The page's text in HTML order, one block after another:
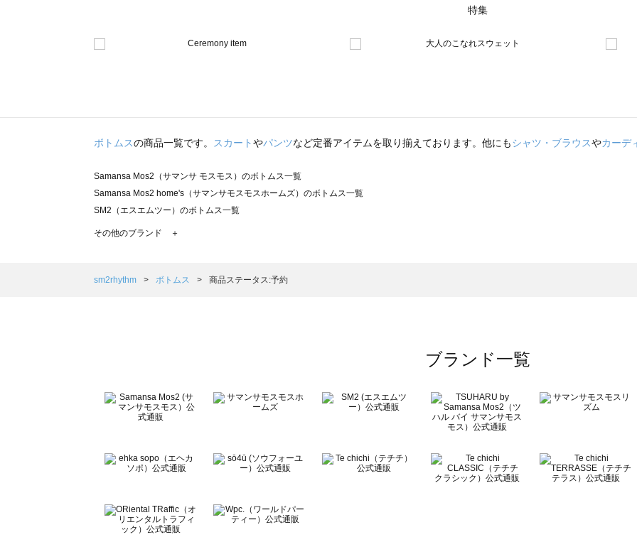
特集
ボトムスの商品一覧です。 スカートやパンツなど定番アイテムを取り揃えております。他にもシャツ・ブラウスやカーデ
Samansa Mos2（サマンサ モスモス）のボトムス一覧
Samansa Mos2 home's（サマンサモスモスホームズ）のボトムス一覧
SM2（エスエムツー）のボトムス一覧
TSUHARU by Samansa Mos2（ツハルバイサマンサモスモス）のボトムス一覧
Samansa Mos2 Lagom（サマンサモスモス ラーゴム）のボトムス一覧
BETTY'S BLUE（べティーズブルー）のボトムス一覧
Wpc.（ワールドパーティー）のボトムス一覧
その他のブランド ＋
sm2rhythm ボトムス 商品ステータス:予約
ブランド一覧